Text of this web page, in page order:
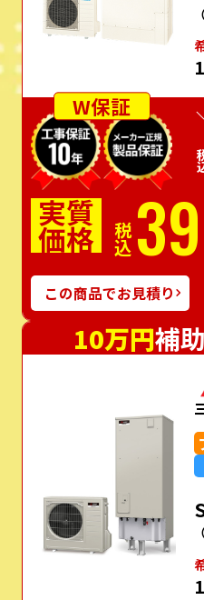
W保証
実質
価格 税込
この商品でお見積り
10万円補